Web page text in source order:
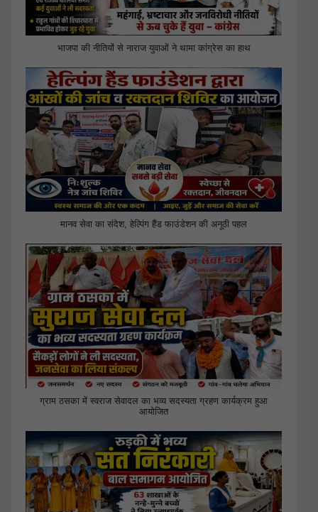
भाजपा की नीतियों से नाराज युवाओं ने थामा कांग्रेस का हाथ
मानव सेवा का संदेश, हेल्पिंग हैंड फाउंडेशन की अनूठी पहल
ग्राम ठसका में स्वराज सेवादल का भव्य सदस्यता ग्रहण कार्यक्रम हुआ
आयोजित